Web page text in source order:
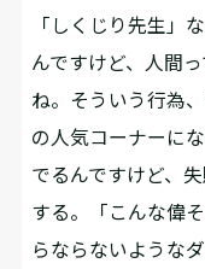
「しくじり先生」
んですけど、人間
ね。そういう行為
の人気コーナーに
でるんですけど、
する。「こんな偉
らならないような